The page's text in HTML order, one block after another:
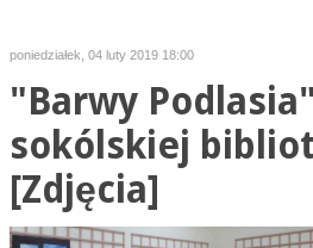
poniedziałek, 04 luty 2019 18:00
"Barwy
sokólskiej
[Zdjęcia]